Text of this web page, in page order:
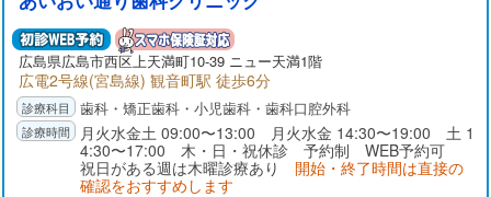
広島県広島市西区上天満町10-39 ニュー天満1階
広電2号線(宮島線) 観音町駅 徒歩6分
歯科・矯正歯科・小児歯科・歯科口腔外科
月火水金土 09:00〜13:00 月火水金 14:30〜19:00 土 1
4:30〜17:00 木・日・祝休診 予約制 WEB予約可
祝日がある週は木曜診療あり 開始・終了時間は直接の
確認をおすすめします